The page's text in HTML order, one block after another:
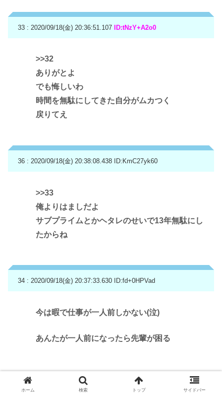
33 : 2020/09/18(金) 20:36:51.107 ID:tNzY+A2o0
>>32
ありがとよ
でも悔しいわ
時間を無駄にしてきた自分がムカつく
戻りてえ
36 : 2020/09/18(金) 20:38:08.438 ID:KmC27yk60
>>33
俺よりはましだよ
サブプライムとかヘタレのせいで13年無駄にし
たからね
34 : 2020/09/18(金) 20:37:33.630 ID:fd+0HPVad
今は暇で仕事が一人前しかない(泣)
あんたが一人前になったら先輩が困る
ホーム 検索 トップ サイドバー